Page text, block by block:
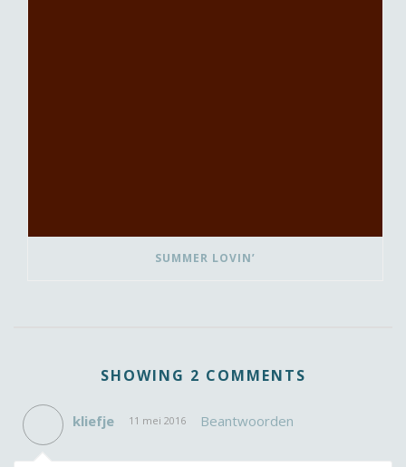
SUMMER LOVIN’
SHOWING 2 COMMENTS
kliefje 11 mei 2016 Beantwoorden